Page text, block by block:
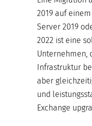
2019 auf
Server 2019
2022 ist eine
Unternehmen,
Infrastruktur
aber
und
Exchange